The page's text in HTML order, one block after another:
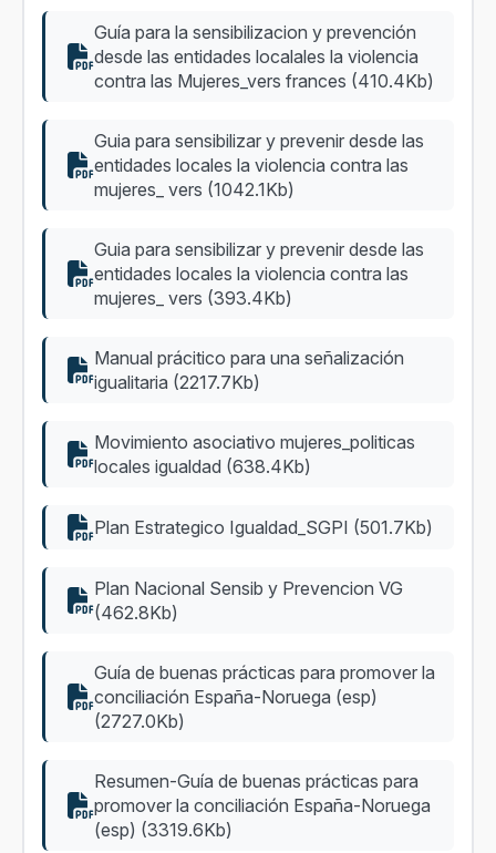
Guía para la sensibilizacion y prevención
desde las entidades localales la violencia
contra las Mujeres_vers frances (410.4Kb)
Guia para sensibilizar y prevenir desde las
entidades locales la violencia contra las
mujeres_ vers (1042.1Kb)
Guia para sensibilizar y prevenir desde las
entidades locales la violencia contra las
mujeres_ vers (393.4Kb)
Manual prácitico para una señalización
igualitaria (2217.7Kb)
Movimiento asociativo mujeres_politicas
locales igualdad (638.4Kb)
Plan Estrategico Igualdad_SGPI (501.7Kb)
Plan Nacional Sensib y Prevencion VG
(462.8Kb)
Guía de buenas prácticas para promover la
conciliación España-Noruega (esp)
(2727.0Kb)
Resumen-Guía de buenas prácticas para
promover la conciliación España-Noruega
(esp) (3319.6Kb)